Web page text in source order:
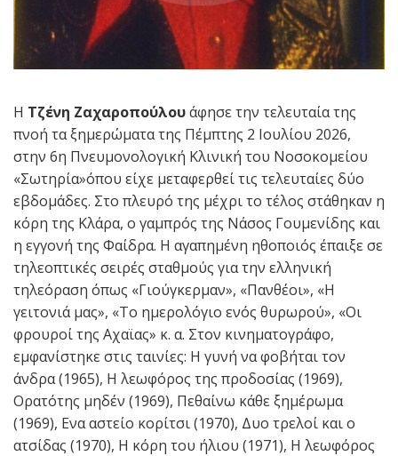
Η Τζένη Ζαχαροπούλουάφησε την τελευταία της
πνοή τα ξημερώματα της Πέμπτης 2 Ιουλίου 2026,
στην 6η Πνευμονολογική Κλινική του Νοσοκομείου
«Σωτηρία»όπου είχε μεταφερθεί τις τελευταίες δύο
εβδομάδες. Στο πλευρό της μέχρι το τέλος στάθηκαν η
κόρη της Κλάρα, ο γαμπρός της Νάσος Γουμενίδης και
η εγγονή της Φαίδρα. Η αγαπημένη ηθοποιός έπαιξε σε
τηλεοπτικές σειρές σταθμούς για την ελληνική
τηλεόραση όπως «Γιούγκερμαν», «Πανθέοι», «Η
γειτονιά μας», «Το ημερολόγιο ενός θυρωρού», «Οι
φρουροί της Αχαϊας» κ. α. Στον κινηματογράφο,
εμφανίστηκε στις ταινίες: Η γυνή να φοβήται τον
άνδρα (1965), Η λεωφόρος της προδοσίας (1969),
Ορατότης μηδέν (1969), Πεθαίνω κάθε ξημέρωμα
(1969), Ενα αστείο κορίτσι (1970), Δυο τρελοί και ο
ατσίδας (1970), Η κόρη του ήλιου (1971), Η λεωφόρος